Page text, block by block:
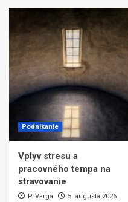
Podnikanie
Vplyv stresu a
pracovného tempa na
stravovanie
P. Varga
5. augusta 2026